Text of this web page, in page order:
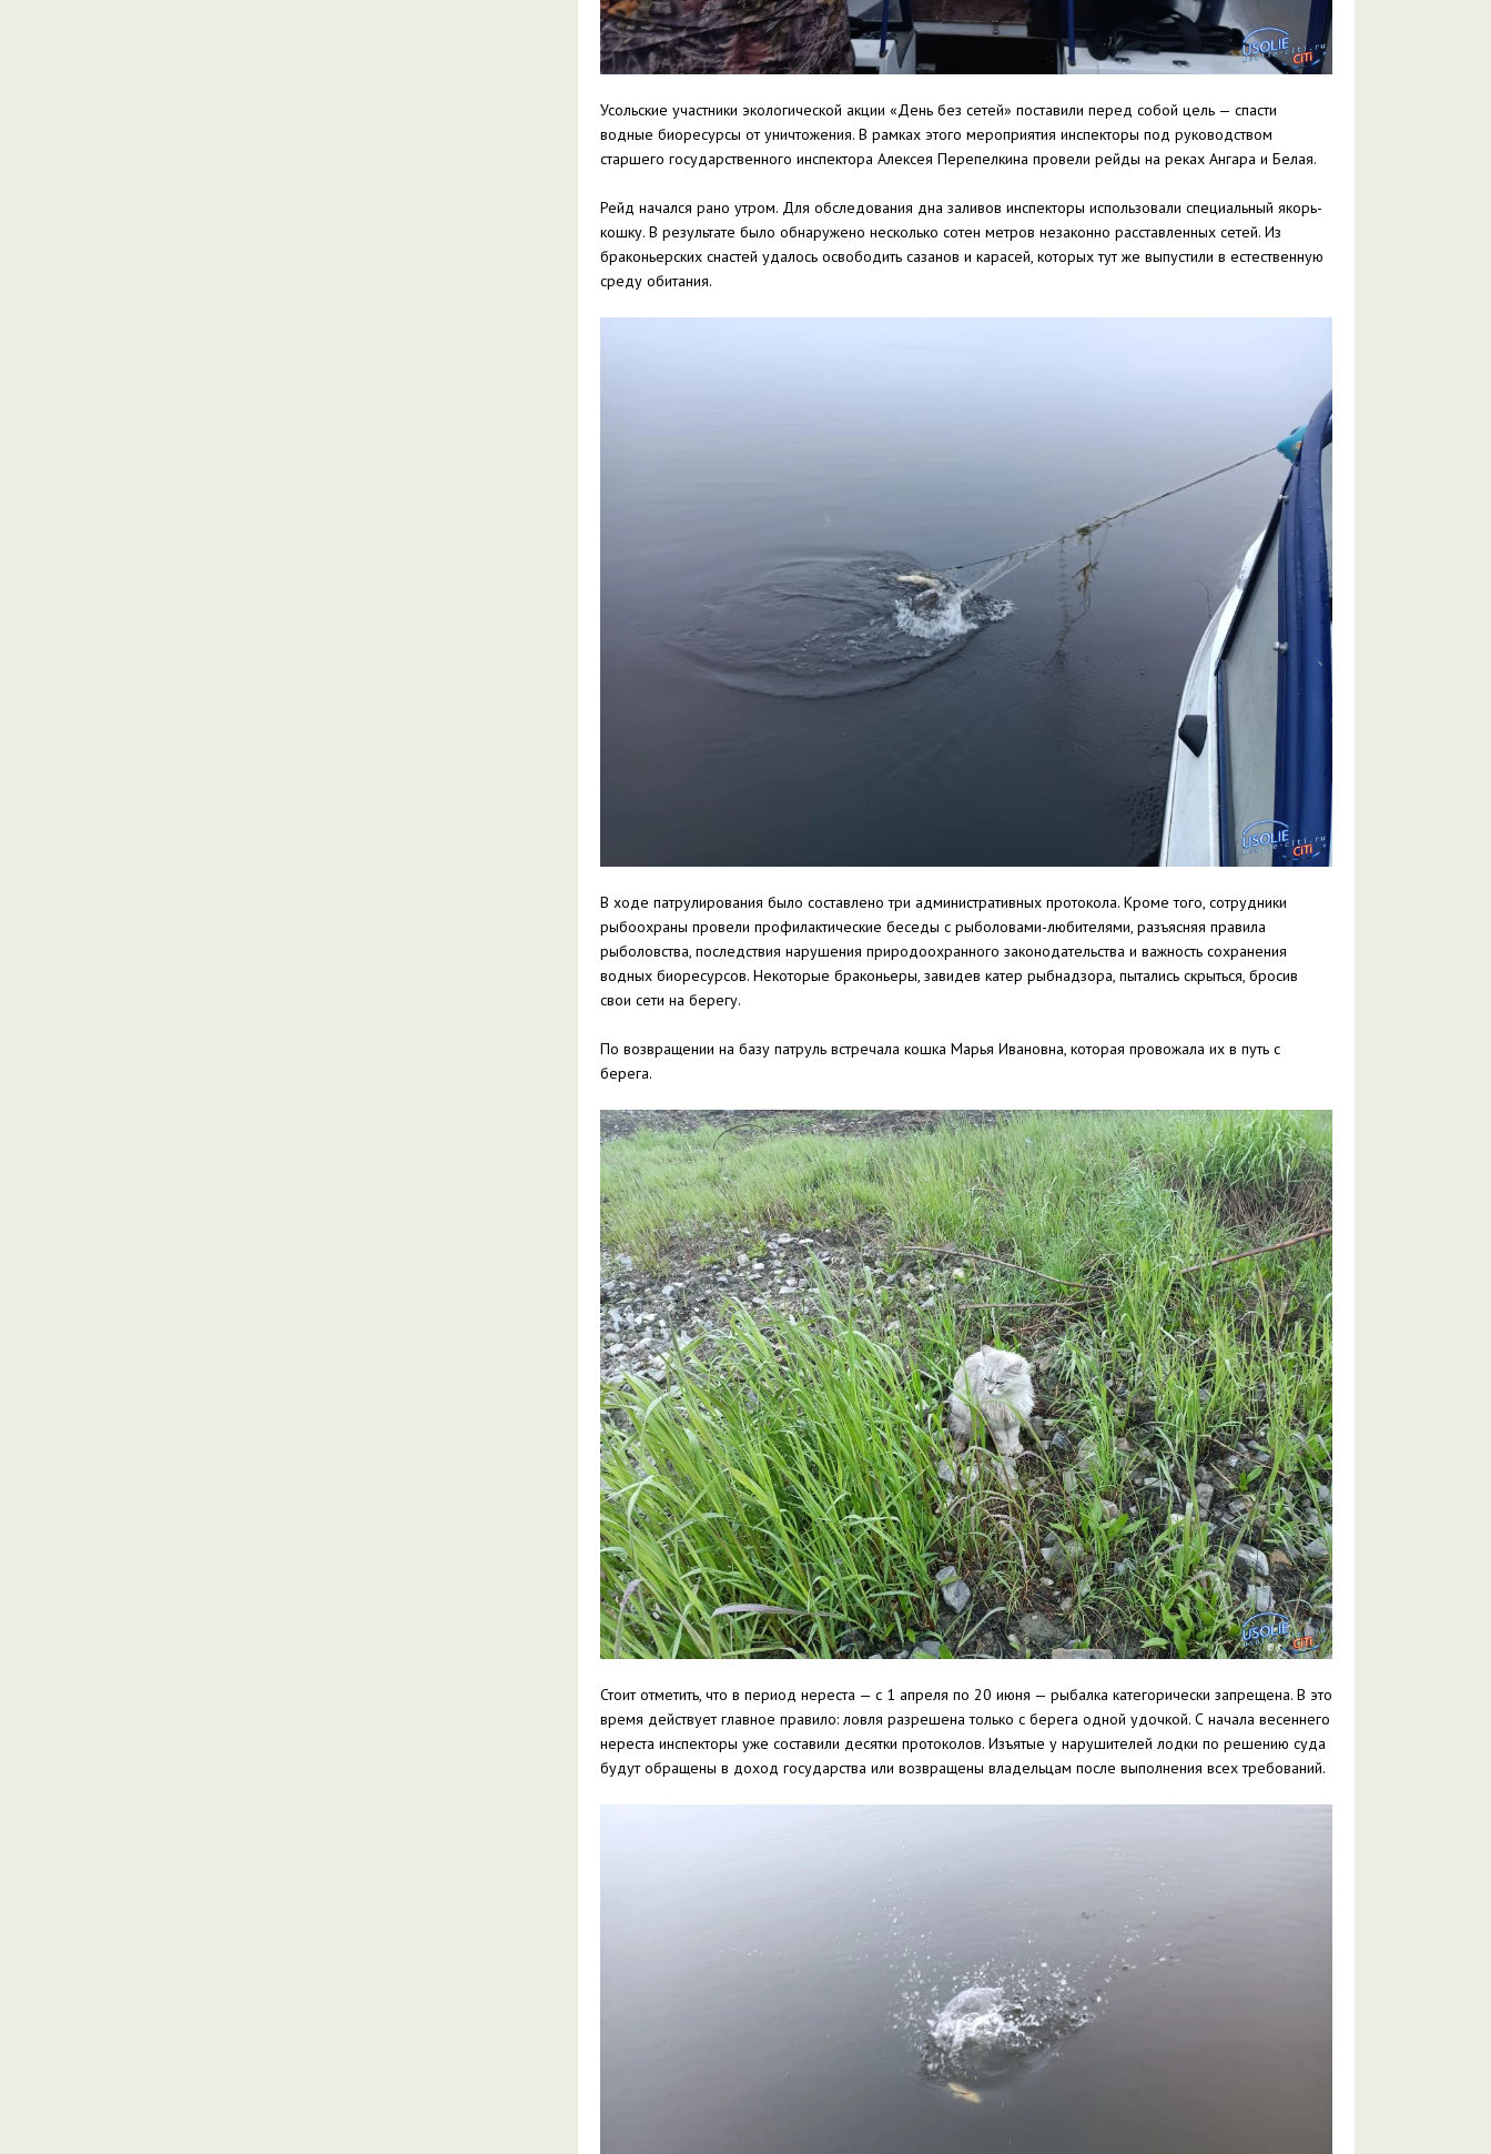
Усольские участники экологической акции «День без сетей» поставили перед собой цель — спасти
водные биоресурсы от уничтожения. В рамках этого мероприятия инспекторы под руководством
старшего государственного инспектора Алексея Перепелкина провели рейды на реках Ангара и Белая.
Рейд начался рано утром. Для обследования дна заливов инспекторы использовали специальный якорь-
кошку. В результате было обнаружено несколько сотен метров незаконно расставленных сетей. Из
браконьерских снастей удалось освободить сазанов и карасей, которых тут же выпустили в естественную
среду обитания.
В ходе патрулирования было составлено три административных протокола. Кроме того, сотрудники
рыбоохраны провели профилактические беседы с рыболовами-любителями, разъясняя правила
рыболовства, последствия нарушения природоохранного законодательства и важность сохранения
водных биоресурсов. Некоторые браконьеры, завидев катер рыбнадзора, пытались скрыться, бросив
свои сети на берегу.
По возвращении на базу патруль встречала кошка Марья Ивановна, которая провожала их в путь с
берега.
Стоит отметить, что в период нереста — с 1 апреля по 20 июня — рыбалка категорически запрещена. В это
время действует главное правило: ловля разрешена только с берега одной удочкой. С начала весеннего
нереста инспекторы уже составили десятки протоколов. Изъятые у нарушителей лодки по решению суда
будут обращены в доход государства или возвращены владельцам после выполнения всех требований.